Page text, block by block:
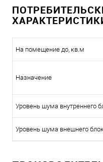
На помещение до, кв.м
Назначение
Уровень шума внутреннего
Уровень шума внешнего